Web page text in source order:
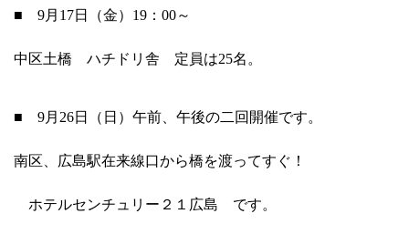
■ 9月17日（金）19：00～
中区土橋 ハチドリ舎 定員は25名。
■ 9月26日（日）午前、午後の二回開催です。
南区、広島駅在来線口から橋を渡ってすぐ！
ホテルセンチュリー２１広島 です。